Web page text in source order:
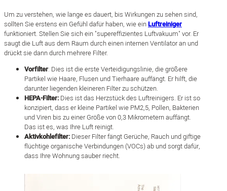
Um zu verstehen, wie lange es dauert, bis Wirkungen zu sehen sind,
sollten Sie erstens ein Gefühl dafür haben, wie ein Luftreiniger
funktioniert. Stellen Sie sich ein "supereffizientes Luftvakuum" vor. Er
saugt die Luft aus dem Raum durch einen internen Ventilator an und
drückt sie dann durch mehrere Filter.
Vorfilter: Dies ist die erste Verteidigungslinie, die größere
Partikel wie Haare, Flusen und Tierhaare auffängt. Er hilft, die
darunter liegenden kleineren Filter zu schützen.
HEPA-Filter:Dies ist das Herzstück des Luftreinigers. Er ist so
konzipiert, dass er kleine Partikel wie PM2,5, Pollen, Bakterien
und Viren bis zu einer Größe von 0,3 Mikrometern auffängt.
Das ist es, was Ihre Luft reinigt.
Aktivkohlefilter:Dieser Filter fängt Gerüche, Rauch und giftige
flüchtige organische Verbindungen (VOCs) ab und sorgt dafür,
dass Ihre Wohnung sauber riecht.